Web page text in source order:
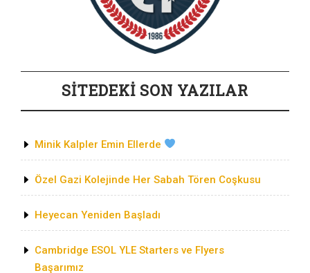
SİTEDEKİ SON YAZILAR
Minik Kalpler Emin Ellerde
Özel Gazi Kolejinde Her Sabah Tören Coşkusu
Heyecan Yeniden Başladı
Cambridge ESOL YLE Starters ve Flyers
Başarımız